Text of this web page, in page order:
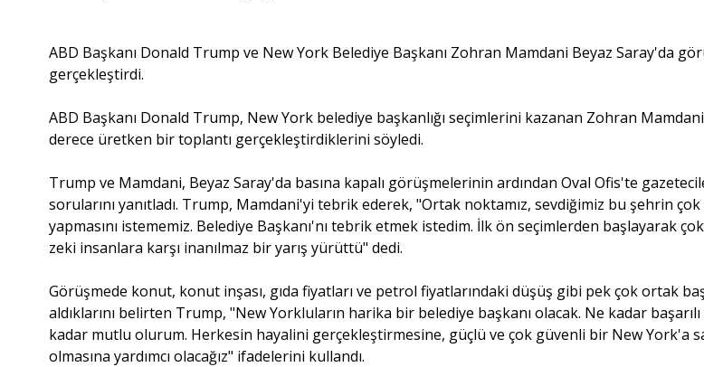
ABD Başkanı Donald Trump ve New York Belediye Başkanı Zohran Mamdani Beyaz Saray'da
gerçekleştirdi.
ABD Başkanı Donald Trump, New York belediye başkanlığı seçimlerini kazanan Zohran
derece üretken bir toplantı gerçekleştirdiklerini söyledi.
Trump ve Mamdani, Beyaz Saray'da basına kapalı görüşmelerinin ardından Oval Ofis'te
sorularını yanıtladı. Trump, Mamdani'yi tebrik ederek, "Ortak noktamız, sevdiğimiz bu şehrin
yapmasını istememiz. Belediye Başkanı'nı tebrik etmek istedim. İlk ön seçimlerden başlayarak
zeki insanlara karşı inanılmaz bir yarış yürüttü" dedi.
Görüşmede konut, konut inşası, gıda fiyatları ve petrol fiyatlarındaki düşüş gibi pek çok ortak
aldıklarını belirten Trump, "New Yorkluların harika bir belediye başkanı olacak. Ne kadar
kadar mutlu olurum. Herkesin hayalini gerçekleştirmesine, güçlü ve çok güvenli bir New York'a
olmasına yardımcı olacağız" ifadelerini kullandı.